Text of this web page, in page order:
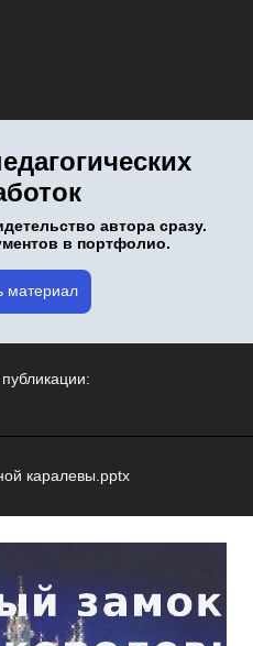
автора сразу.
в портфолио.
материал
каралевы.pptx